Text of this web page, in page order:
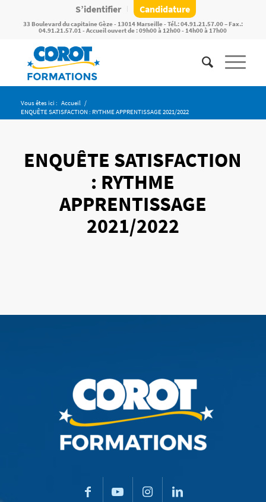
S’identifier Candidature
33 Boulevard du capitaine Gèze - 13014 Marseille - Tél.: 04.91.21.57.00 – Fax.:
04.91.21.57.01 - Accueil ouvert de : 09h00 à 12h00 - 14h00 à 17h00
Vous êtes ici : Accueil /
ENQUÊTE SATISFACTION : RYTHME APPRENTISSAGE 2021/2022
ENQUÊTE SATISFACTION
: RYTHME
APPRENTISSAGE
2021/2022